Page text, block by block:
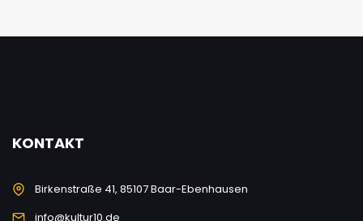
KONTAKT
Birkenstraße 41, 85107 Baar-Ebenhausen
info@kultur10.de